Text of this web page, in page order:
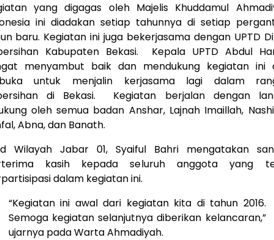
yang digagas oleh Majelis Khuddamul
ini diadakan setiap tahunnya di setiap
baru. Kegiatan ini juga bekerjasama dengan UPTD
Kabupaten Bekasi. Kepala UPTD Abdul
menyambut baik dan mendukung kegiatan ini
untuk menjalin kerjasama lagi dalam
di Bekasi. Kegiatan berjalan dengan
oleh semua badan Anshar, Lajnah Imaillah,
Abna, dan Banath.
Wilayah Jabar 01, Syaiful Bahri mengatakan
kasih kepada seluruh anggota yang
dalam kegiatan ini.
“Kegiatan ini awal dari kegiatan kita di tahun 2016.
Semoga kegiatan selanjutnya diberikan kelancaran,”
ujarnya pada Warta Ahmadiyah.